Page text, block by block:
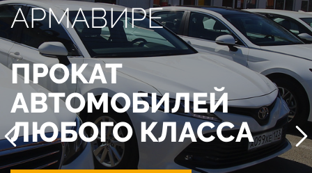
АРМАВИРЕ
ПРОКАТ
АВТОМОБИЛЕЙ
ЛЮБОГО КЛАССА